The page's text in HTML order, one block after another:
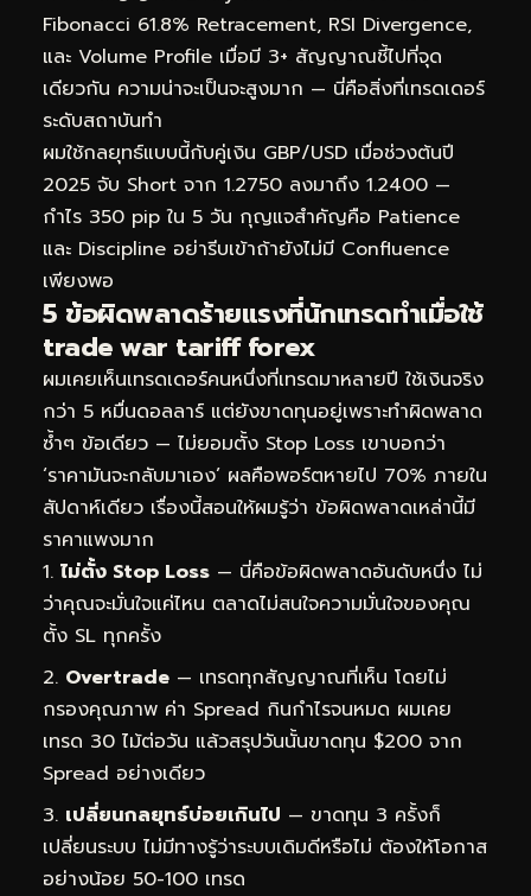
Fibonacci 61.8% Retracement, RSI Divergence,
และ Volume Profile เมื่อมี 3+ สัญญาณชี้ไปที่จุด
เดียวกัน ความน่าจะเป็นจะสูงมาก — นี่คือสิ่งที่เทรดเดอร์
ระดับสถาบันทำ
ผมใช้กลยุทธ์แบบนี้กับคู่เงิน GBP/USD เมื่อช่วงต้นปี
2025 จับ Short จาก 1.2750 ลงมาถึง 1.2400 —
กำไร 350 pip ใน 5 วัน กุญแจสำคัญคือ Patience
และ Discipline อย่ารีบเข้าถ้ายังไม่มี Confluence
เพียงพอ
5 ข้อผิดพลาดร้ายแรงที่นักเทรดทำเมื่อใช้
trade war tariff forex
ผมเคยเห็นเทรดเดอร์คนหนึ่งที่เทรดมาหลายปี ใช้เงินจริง
กว่า 5 หมื่นดอลลาร์ แต่ยังขาดทุนอยู่เพราะทำผิดพลาด
ซ้ำๆ ข้อเดียว — ไม่ยอมตั้ง Stop Loss เขาบอกว่า
‘ราคามันจะกลับมาเอง’ ผลคือพอร์ตหายไป 70% ภายใน
สัปดาห์เดียว เรื่องนี้สอนให้ผมรู้ว่า ข้อผิดพลาดเหล่านี้มี
ราคาแพงมาก
ไม่ตั้ง Stop Loss — นี่คือข้อผิดพลาดอันดับหนึ่ง ไม่
ว่าคุณจะมั่นใจแค่ไหน ตลาดไม่สนใจความมั่นใจของคุณ
ตั้ง SL ทุกครั้ง
Overtrade — เทรดทุกสัญญาณที่เห็น โดยไม่
กรองคุณภาพ ค่า Spread กินกำไรจนหมด ผมเคย
เทรด 30 ไม้ต่อวัน แล้วสรุปวันนั้นขาดทุน $200 จาก
Spread อย่างเดียว
เปลี่ยนกลยุทธ์บ่อยเกินไป — ขาดทุน 3 ครั้งก็
เปลี่ยนระบบ ไม่มีทางรู้ว่าระบบเดิมดีหรือไม่ ต้องให้โอกาส
อย่างน้อย 50-100 เทรด